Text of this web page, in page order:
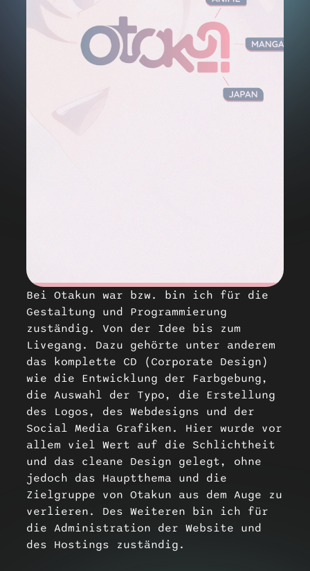
Bei Otakun war bzw. bin ich für die
Gestaltung und Programmierung
zuständig. Von der Idee bis zum
Livegang. Dazu gehörte unter anderem
das komplette CD (Corporate Design)
wie die Entwicklung der Farbgebung,
die Auswahl der Typo, die Erstellung
des Logos, des Webdesigns und der
Social Media Grafiken. Hier wurde vor
allem viel Wert auf die Schlichtheit
und das cleane Design gelegt, ohne
jedoch das Hauptthema und die
Zielgruppe von Otakun aus dem Auge zu
verlieren. Des Weiteren bin ich für
die Administration der Website und
des Hostings zuständig.